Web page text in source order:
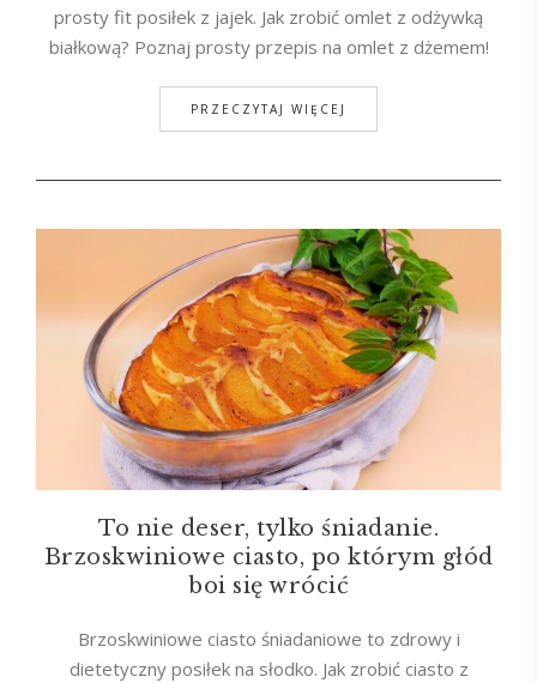
prosty fit posiłek z jajek. Jak zrobić omlet z odżywką
białkową? Poznaj prosty przepis na omlet z dżemem!
PRZECZYTAJ WIĘCEJ
To nie deser, tylko śniadanie.
Brzoskwiniowe ciasto, po którym głód
boi się wrócić
Brzoskwiniowe ciasto śniadaniowe to zdrowy i
dietetyczny posiłek na słodko. Jak zrobić ciasto z